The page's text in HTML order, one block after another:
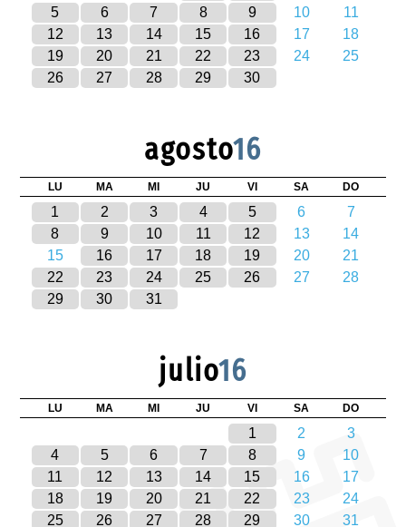
5
6 7 8 9 10
11
12
13 14 15 16 17
18
19
20 21 22 23 24
25
26
27 28 29 30
agosto16
LU MA MI JU VI SA DO
1 2 3 4 5 6
7
8
9 10 11 12 13
14
15
16 17 18 19 20
21
22
23 24 25 26 27
28
29
30 31
julio16
LU MA MI JU VI SA DO
1 2
3
4
5 6 7 8 9
10
11
12 13 14 15 16
17
18
19 20 21 22 23
24
25
26 27 28 29 30 31